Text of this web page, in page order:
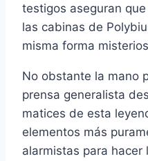
testigos aseguran
las cabinas de
misma forma
No obstante la mano
prensa generalista
matices de esta
elementos más
alarmistas para hacer